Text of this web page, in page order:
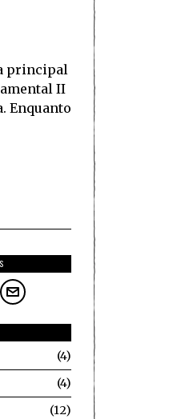
principal
II
Enquanto
4
4
12